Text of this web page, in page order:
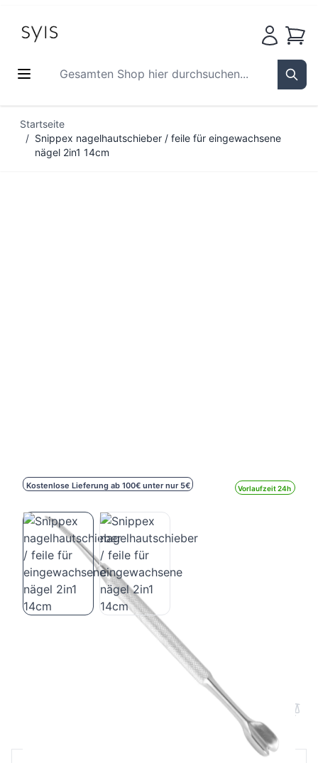
Gesamten Shop hier durchsuchen...
Startseite
/ Snippex nagelhautschieber / feile für eingewachsene
nägel 2in1 14cm
Kostenlose Lieferung ab 100€ unter nur 5€ Vorlaufzeit 24h
Snippex nagelhautschieber / feile für
eingewachsene nägel 2in1 14cm
Endverbraucherpreis